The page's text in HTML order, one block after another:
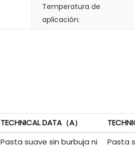
Temperatura de
aplicación:
TECHNICAL DATA（A）
Pasta suave sin burbuja ni
Pasta